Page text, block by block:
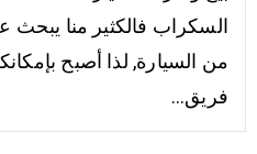
السكراب فالكثير منا
من السيارة, لذا أصبح
فريق...